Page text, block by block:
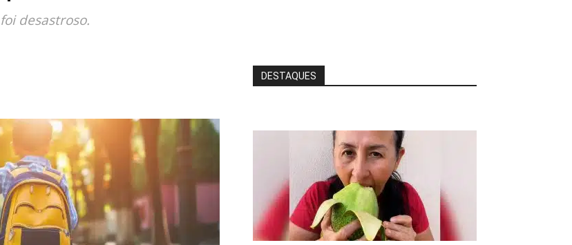
desastroso.
DESTAQUES